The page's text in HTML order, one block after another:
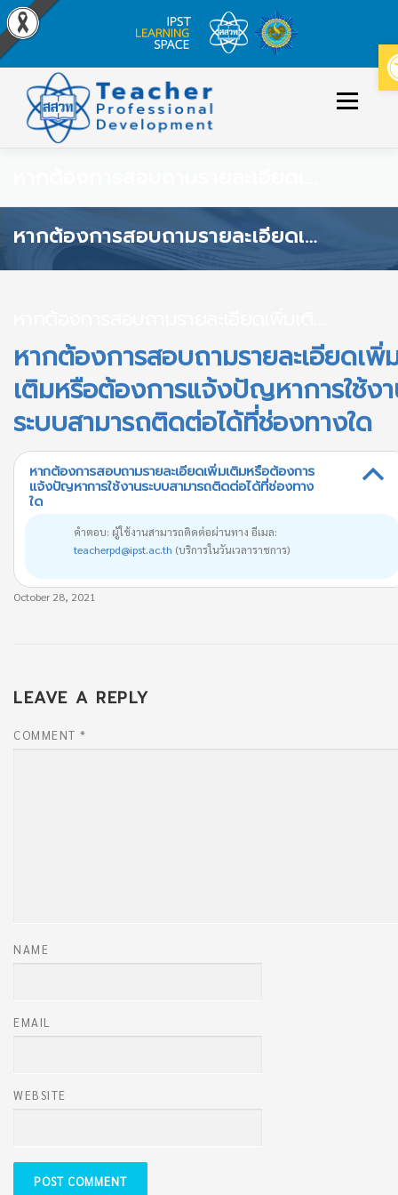
content
Menu
วิธีใช้งาน ปฏิทินหลักสูตร
หากต้องการสอบถามรายละเอียดเพิ่มเติมหรือต้องการแจ้งปัญหาการใช้งานระบบสามารถติดต่อได้ที่ช่องทางใด
หากต้องการสอบถามรายละเอียดเพิ่
เติมหรือต้องการแจ้งปัญหาการใช้ง
ระบบสามารถติดต่อได้ที่ช่องทางใด
B
หากต้องการสอบถามรายละเอียดเพิ่มเติมหรือต้องการ
แจ้งปัญหาการใช้งานระบบสามารถติดต่อได้ที่ช่องทาง
ใด
คำตอบ: ผู้ใช้งานสามารถติดต่อผ่านทาง อีเมล:
teacherpd@ipst.ac.th (บริการในวันเวลาราชการ)
October 28, 2021
LEAVE A REPLY
COMMENT *
NAME
EMAIL
WEBSITE